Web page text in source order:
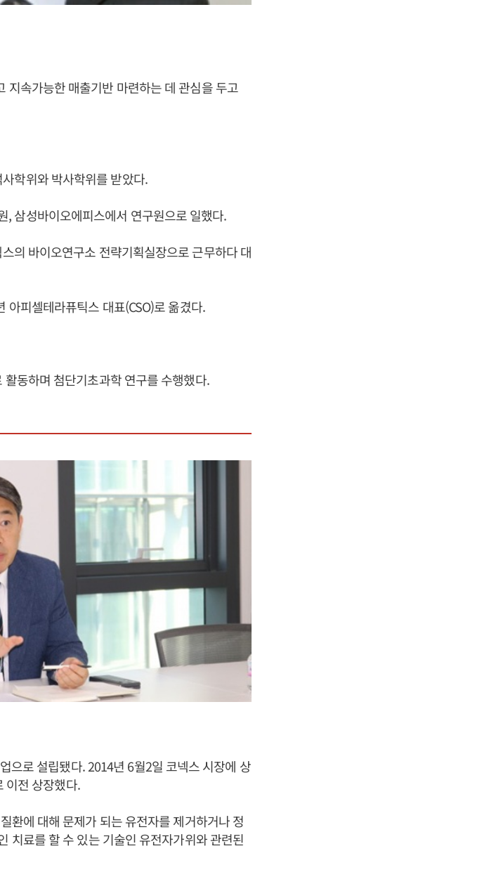
지속가능한 매출기반 마련하는 데 관심을 두고
학위와 박사학위를 받았다.
삼성바이오에피스에서 연구원으로 일했다.
의 바이오연구소 전략기획실장으로 근무하다 대
피셀테라퓨틱스 대표(CSO)로 옮겼다.
동하며 첨단기초과학 연구를 수행했다.
으로 설립됐다. 2014년 6월2일 코넥스 시장에 상
이전 상장했다.
환에 대해 문제가 되는 유전자를 제거하거나 정
치료를 할 수 있는 기술인 유전자가위와 관련된